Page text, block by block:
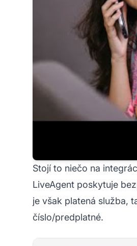
Stojí to niečo na
LiveAgent poskytuje
je však platená služba,
číslo/predplatné.